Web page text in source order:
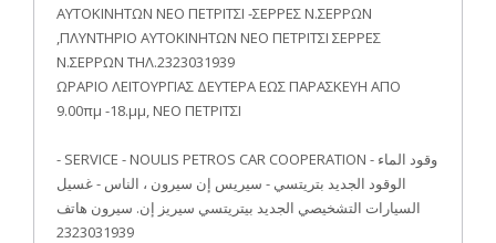
ΑΥΤΟΚΙΝΗΤΩΝ ΝΕΟ ΠΕΤΡΙΤΣΙ -ΣΕΡΡΕΣ Ν.ΣΕΡΡΩΝ
,ΠΛΥΝΤΗΡΙΟ ΑΥΤΟΚΙΝΗΤΩΝ ΝΕΟ ΠΕΤΡΙΤΣΙ ΣΕΡΡΕΣ
Ν.ΣΕΡΡΩΝ ΤΗΛ.2323031939
ΩΡΑΡΙΟ ΛΕΙΤΟΥΡΓΙΑΣ ΔΕΥΤΕΡΑ ΕΩΣ ΠΑΡΑΣΚΕΥΗ ΑΠΟ
9.00πμ -18.μμ, ΝΕΟ ΠΕΤΡΙΤΣΙ
- SERVICE - NOULIS PETROS CAR COOPERATION - وقود الماء
الوقود الجديد بتريتسي - سيريس إن سيرون ، الناس - غسيل
السيارات التشخيصي الجديد بيتريتسي سيريز إن. سيرون هاتف
2323031939